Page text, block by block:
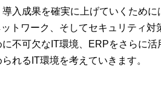
入成果を確実に上げていくために
トワーク、そしてセキュリティ対
不可欠なIT環境、ERPをさらに活
れるIT環境を考えていきます。